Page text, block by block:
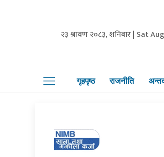
२३ श्रावण २०८३, शनिबार | Sat
गृहपृष्ठ राजनीति